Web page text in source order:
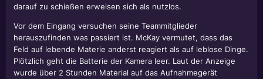
darauf zu schießen erweisen sich als nutzlos.
Vor dem Eingang versuchen seine Teammitglieder
herauszufinden was passiert ist. McKay vermutet, dass das
Feld auf lebende Materie anderst reagiert als auf leblose Dinge.
Plötzlich geht die Batterie der Kamera leer. Laut der Anzeige
wurde über 2 Stunden Material auf das Aufnahmegerät